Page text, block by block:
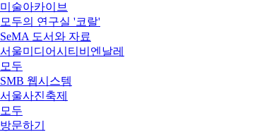
미술아카이브
모두의 연구실 '코랄'
SeMA 도서와 자료
서울미디어시티비엔날레
모두
SMB 웹시스템
서울사진축제
모두
방문하기